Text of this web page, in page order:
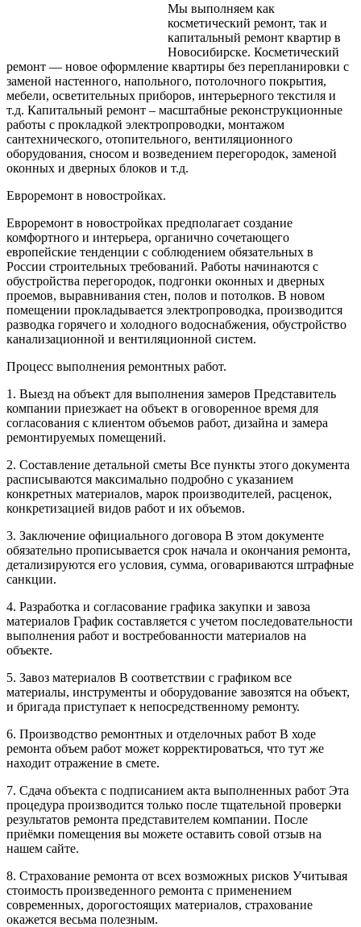
Мы выполняем как
косметический ремонт, так и
капитальный ремонт квартир в
Новосибирске. Косметический
ремонт — новое оформление квартиры без перепланировки с
заменой настенного, напольного, потолочного покрытия,
мебели, осветительных приборов, интерьерного текстиля и
т.д. Капитальный ремонт – масштабные реконструкционные
работы с прокладкой электропроводки, монтажом
сантехнического, отопительного, вентиляционного
оборудования, сносом и возведением перегородок, заменой
оконных и дверных блоков и т.д.
Евроремонт в новостройках.
Евроремонт в новостройках предполагает создание
комфортного и интерьера, органично сочетающего
европейские тенденции с соблюдением обязательных в
России строительных требований. Работы начинаются с
обустройства перегородок, подгонки оконных и дверных
проемов, выравнивания стен, полов и потолков. В новом
помещении прокладывается электропроводка, производится
разводка горячего и холодного водоснабжения, обустройство
канализационной и вентиляционной систем.
Процесс выполнения ремонтных работ.
1. Выезд на объект для выполнения замеров Представитель
компании приезжает на объект в оговоренное время для
согласования с клиентом объемов работ, дизайна и замера
ремонтируемых помещений.
2. Составление детальной сметы Все пункты этого документа
расписываются максимально подробно с указанием
конкретных материалов, марок производителей, расценок,
конкретизацией видов работ и их объемов.
3. Заключение официального договора В этом документе
обязательно прописывается срок начала и окончания ремонта,
детализируются его условия, сумма, оговариваются штрафные
санкции.
4. Разработка и согласование графика закупки и завоза
материалов График составляется с учетом последовательности
выполнения работ и востребованности материалов на
объекте.
5. Завоз материалов В соответствии с графиком все
материалы, инструменты и оборудование завозятся на объект,
и бригада приступает к непосредственному ремонту.
6. Производство ремонтных и отделочных работ В ходе
ремонта объем работ может корректироваться, что тут же
находит отражение в смете.
7. Сдача объекта с подписанием акта выполненных работ Эта
процедура производится только после тщательной проверки
результатов ремонта представителем компании. После
приёмки помещения вы можете оставить совой отзыв на
нашем сайте.
8. Страхование ремонта от всех возможных рисков Учитывая
стоимость произведенного ремонта с применением
современных, дорогостоящих материалов, страхование
окажется весьма полезным.